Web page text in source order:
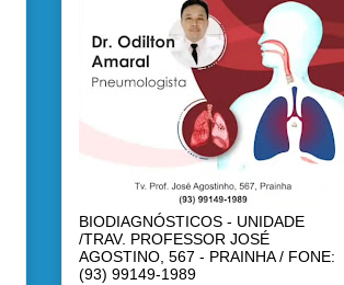
BIODIAGNÓSTICOS - UNIDADE
/TRAV. PROFESSOR JOSÉ
AGOSTINO, 567 - PRAINHA / FONE:
(93) 99149-1989